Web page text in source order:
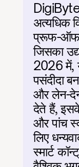
DigiByte
अत्यधिक
प्रूफ-ऑफ-
जिसका
2026 में,
पसंदीदा
और लेन-देन
देते हैं,
और पांच
लिए
स्मार्ट